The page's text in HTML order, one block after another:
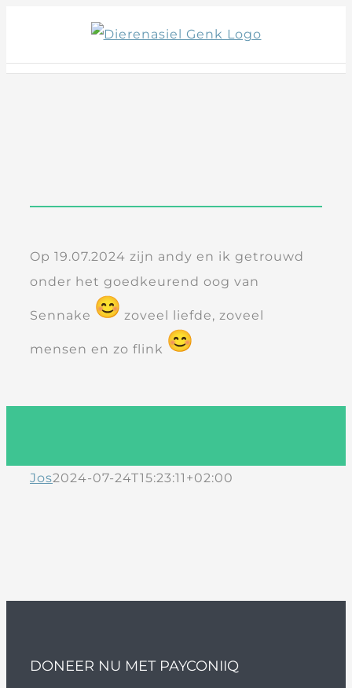
content
Op 19.07.2024 zijn andy en ik getrouwd
onder het goedkeurend oog van
Sennake zoveel liefde, zoveel
mensen en zo flink
Jos2024-07-24T15:23:11+02:00
DONEER NU MET PAYCONIIQ